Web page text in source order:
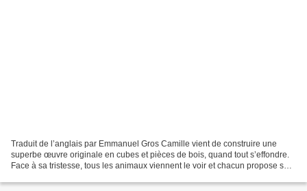
Traduit de l’anglais par Emmanuel Gros Camille vient de construire une
superbe œuvre originale en cubes et pièces de bois, quand tout s’effondre.
Face à sa tristesse, tous les animaux viennent le voir et chacun propose sa